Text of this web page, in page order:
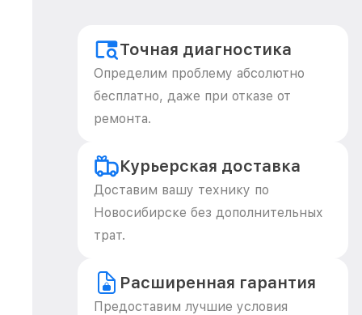
Точная диагностика
Определим проблему абсолютно
бесплатно, даже при отказе от
ремонта.
Курьерская доставка
Доставим вашу технику по
Новосибирске без дополнительных
трат.
Расширенная гарантия
Предоставим лучшие условия